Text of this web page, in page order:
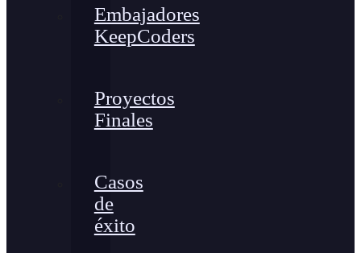
Embajadores
KeepCoders
Proyectos
Finales
Casos
de
éxito